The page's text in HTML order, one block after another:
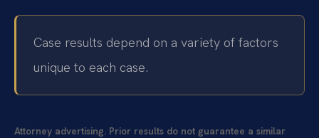
Case results depend on a variety of factors
unique to each case.
Attorney advertising. Prior results do not guarantee a similar